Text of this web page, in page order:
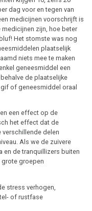
dag voor en tegen van
medicijnen voorschrijft is
zijn, hoe beter
Het stomste was nog
plaatselijk
niets mee te maken
geneesmiddel een
de plaatselijke
of geneesmiddel oraal
een effect op de
het effect dat de
delen
Als we de zuivere
en de tranquillizers buiten
grote groepen
stress verhogen,
of rustfase